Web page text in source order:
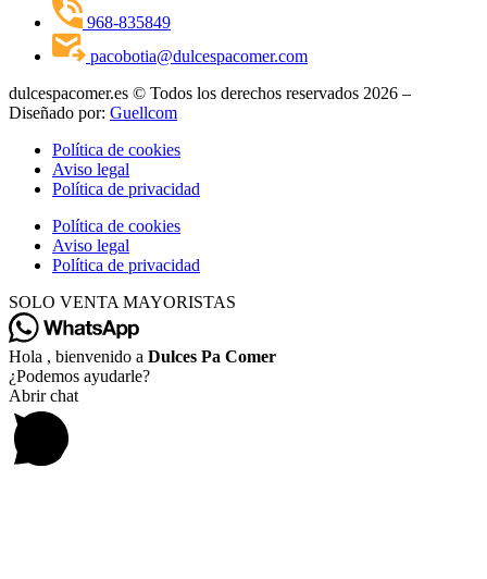
968-835849
pacobotia@dulcespacomer.com
dulcespacomer.es © Todos los derechos reservados 2026 –
Diseñado por: Guellcom
Política de cookies
Aviso legal
Política de privacidad
Política de cookies
Aviso legal
Política de privacidad
SOLO VENTA MAYORISTAS
Hola , bienvenido a Dulces Pa Comer
¿Podemos ayudarle?
Abrir chat